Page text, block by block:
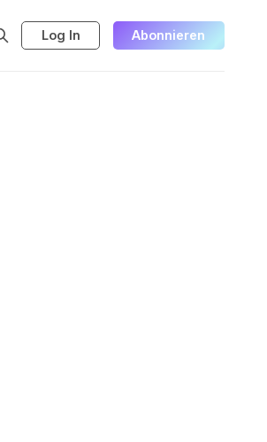
Log In Abonnieren